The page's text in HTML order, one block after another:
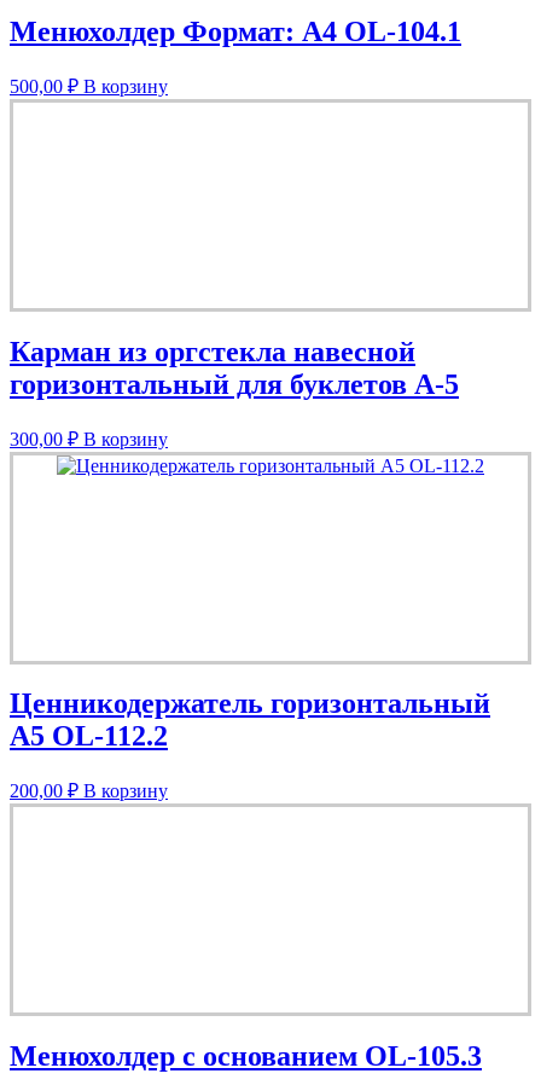
Менюхолдер Формат: А4 OL-104.1
500,00 ₽ В корзину
Карман из оргстекла навесной
горизонтальный для буклетов А-5
300,00 ₽ В корзину
Ценникодержатель горизонтальный
А5 OL-112.2
200,00 ₽ В корзину
Менюхолдер с основанием OL-105.3